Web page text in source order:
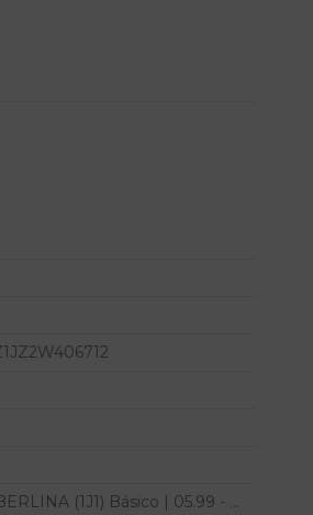
(1J1) Básico | 05.99 - ...